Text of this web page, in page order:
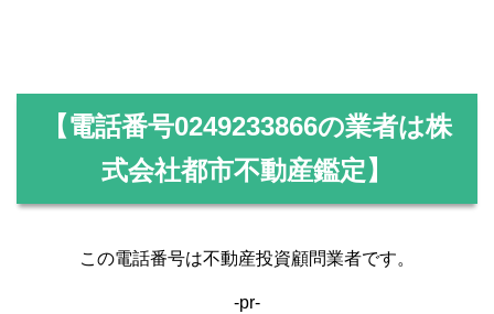
【電話番号0249233866の業者は株
式会社都市不動産鑑定】
この電話番号は不動産投資顧問業者です。
-pr-